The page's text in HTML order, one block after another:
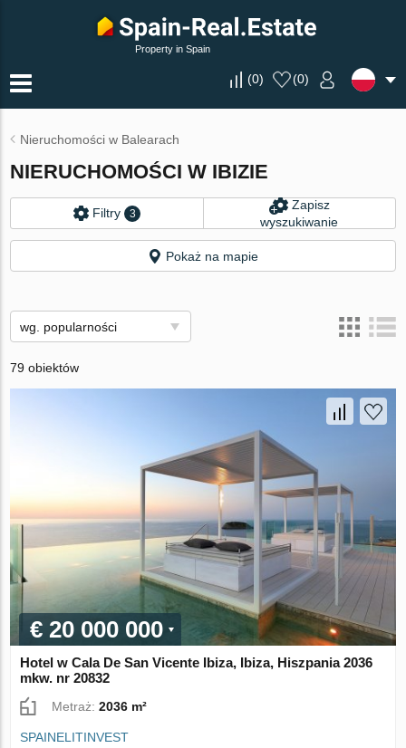
Property in Spain
(0) (0)
Nieruchomości w Balearach
NIERUCHOMOŚCI W IBIZIE
Filtry 3
Zapisz
wyszukiwanie
Pokaż na mapie
wg. popularności
79 obiektów
€ 20 000 000
Hotel w Cala De San Vicente Ibiza, Ibiza, Hiszpania 2036
mkw. nr 20832
Metraż:2036 m²
SPAINELITINVEST